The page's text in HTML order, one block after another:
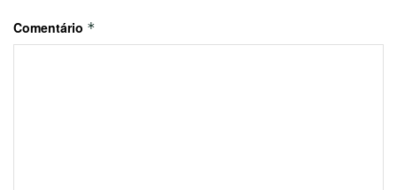
Comentário *